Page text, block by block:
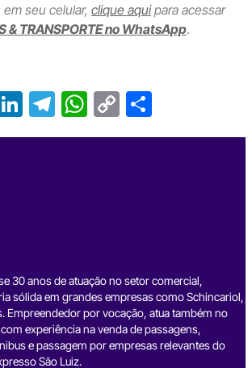
seu celular, clique aquipara acessar
& TRANSPORTE no WhatsApp.
Li
n
T
el
W
h
C
o
S
h
30 anos de atuação no setor comercial,
sólida em grandes empresas como Schincariol,
Empreendedor por vocação, atua também no
experiência na venda de passagens,
e passagem por empresas relevantes do
São Luiz.